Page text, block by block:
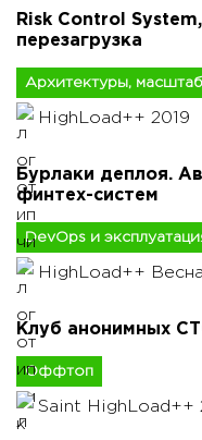
Risk Control
перезагрузка
Архитектуры,
HighLoad++ 2019
Бурлаки деплоя.
финтех-систем
DevOps и
HighLoad++ Весна
Клуб анонимных
Оффтоп
Saint HighLoad++